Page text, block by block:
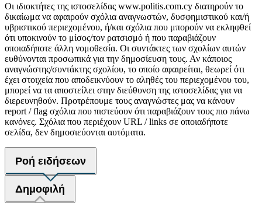
Οι ιδιοκτήτες της ιστοσελίδας www.politis.com.cy διατηρούν το
δικαίωμα να αφαιρούν σχόλια αναγνωστών, δυσφημιστικού και/ή
υβριστικού περιεχομένου, ή/και σχόλια που μπορούν να εκληφθεί
ότι υποκινούν το μίσος/τον ρατσισμό ή που παραβιάζουν
οποιαδήποτε άλλη νομοθεσία. Οι συντάκτες των σχολίων αυτών
ευθύνονται προσωπικά για την δημοσίευση τους. Αν κάποιος
αναγνώστης/συντάκτης σχολίου, το οποίο αφαιρείται, θεωρεί ότι
έχει στοιχεία που αποδεικνύουν το αληθές του περιεχομένου του,
μπορεί να τα αποστείλει στην διεύθυνση της ιστοσελίδας για να
διερευνηθούν. Προτρέπουμε τους αναγνώστες μας να κάνουν
report / flag σχόλια που πιστεύουν ότι παραβιάζουν τους πιο πάνω
κανόνες. Σχόλια που περιέχουν URL / links σε οποιαδήποτε
σελίδα, δεν δημοσιεύονται αυτόματα.
Ροή ειδήσεων
Δημοφιλή